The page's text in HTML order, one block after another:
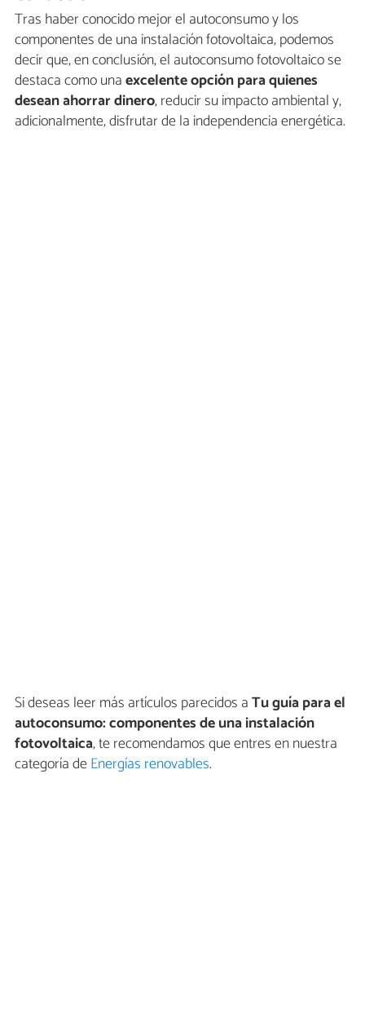
Tras haber conocido mejor el autoconsumo y los
componentes de una instalación fotovoltaica, podemos
decir que, en conclusión, el autoconsumo fotovoltaico se
destaca como unaexcelente opción para quienes
desean ahorrar dinero, reducir su impacto ambiental y,
adicionalmente, disfrutar de la independencia energética.
Si deseas leer más artículos parecidos aTu guía para el
autoconsumo: componentes de una instalación
fotovoltaica, te recomendamos que entres en nuestra
categoría deEnergías renovables.